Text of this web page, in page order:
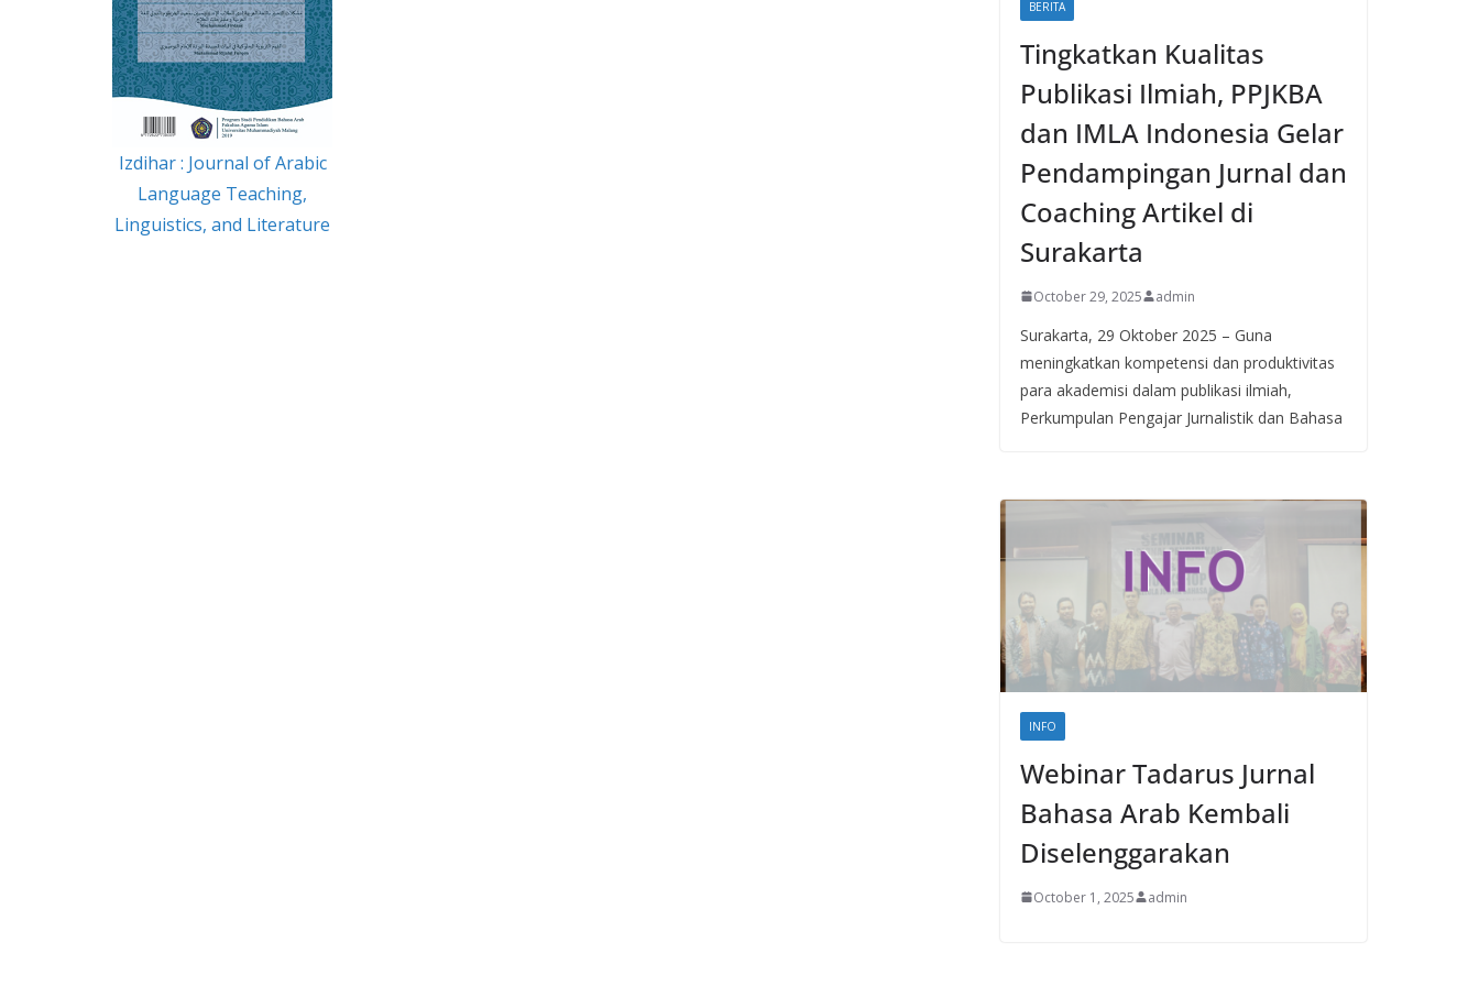
Izdihar : Journal of Arabic
Language Teaching,
Linguistics, and Literature
BERITA
Tingkatkan Kualitas
Publikasi Ilmiah, PPJKBA
dan IMLA Indonesia Gelar
Pendampingan Jurnal dan
Coaching Artikel di
Surakarta
October 29, 2025 admin
Surakarta, 29 Oktober 2025 – Guna
meningkatkan kompetensi dan produktivitas
para akademisi dalam publikasi ilmiah,
Perkumpulan Pengajar Jurnalistik dan Bahasa
INFO
Webinar Tadarus Jurnal
Bahasa Arab Kembali
Diselenggarakan
October 1, 2025 admin